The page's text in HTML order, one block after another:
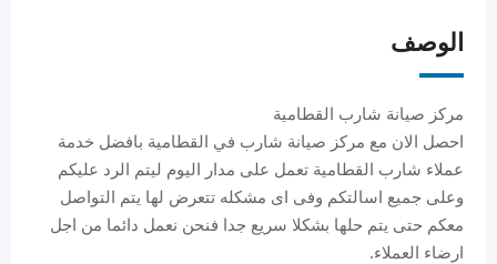
الوصف
مركز صيانة شارب القطامية
احصل الان مع مركز صيانة شارب في القطامية بافضل خدمة
عملاء شارب القطامية تعمل على مدار اليوم ليتم الرد عليكم
وعلى جميع اسالتكم وفى اى مشكله تتعرض لها يتم التواصل
معكم حتى يتم حلها بشكلا سريع جدا فنحن نعمل دائما من اجل
ارضاء العملاء.